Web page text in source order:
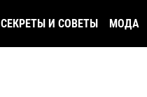
СЕКРЕТЫ И СОВЕТЫ МОДА